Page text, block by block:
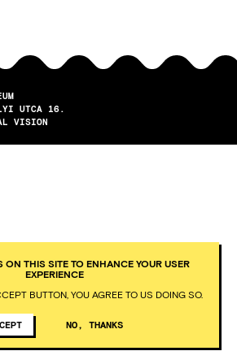
UTCA 16.
VISION
ON THIS SITE TO ENHANCE YOUR USER
EXPERIENCE
BUTTON, YOU AGREE TO US DOING SO.
NO, THANKS